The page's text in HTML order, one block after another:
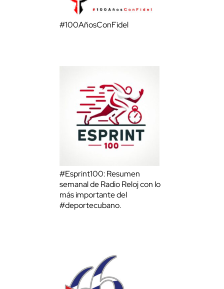
#100AñosConFidel
#Esprint100: Resumen
semanal de Radio Reloj con lo
más importante del
#deportecubano.